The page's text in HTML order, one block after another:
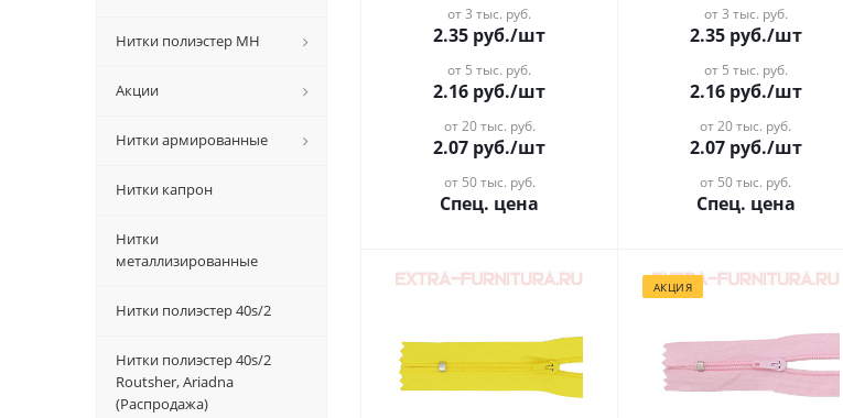
от 3 тыс. руб.
2.35 руб./шт
от 5 тыс. руб.
2.16 руб./шт
от 20 тыс. руб.
2.07 руб./шт
от 50 тыс. руб.
Спец. цена
от 3 тыс. руб.
2.35руб./шт
от 5 тыс. руб.
2.16руб./шт
от 20 тыс. руб.
2.07руб./шт
от 50 тыс. руб.
Спец. цена
АКЦИЯ
Нитки полиэстер MH
Акции
Нитки армированные
Нитки капрон
Нитки
металлизированные
Нитки полиэстер 40s/2
Нитки полиэстер 40s/2
Routsher, Ariadna
(Распродажа)